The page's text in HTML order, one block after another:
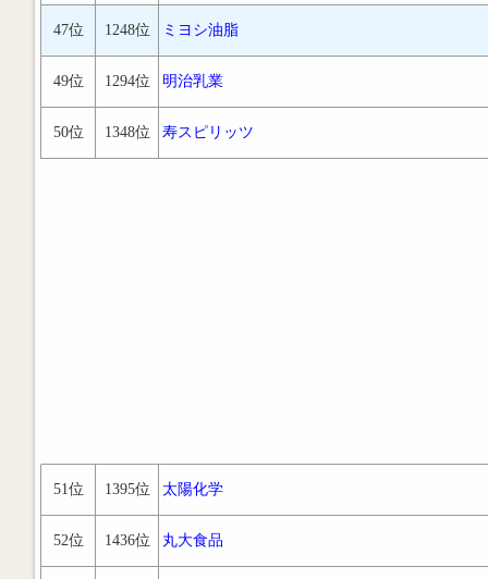
47位 1248位 ミヨシ油脂
49位 1294位 明治乳業
50位 1348位 寿スピリッツ
51位 1395位 太陽化学
52位 1436位 丸大食品